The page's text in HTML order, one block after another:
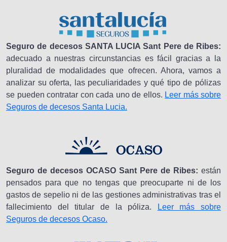
Seguro de decesos SANTA LUCIA Sant Pere de Ribes:
adecuado a nuestras circunstancias es fácil gracias a la
pluralidad de modalidades que ofrecen. Ahora, vamos a
analizar su oferta, las peculiaridades y qué tipo de pólizas
se pueden contratar con cada uno de ellos. Leer más sobre
Seguros de decesos Santa Lucia.
Seguro de decesos OCASO Sant Pere de Ribes: están
pensados para que no tengas que preocuparte ni de los
gastos de sepelio ni de las gestiones administrativas tras el
fallecimiento del titular de la póliza.
Leer más sobre
Seguros de decesos Ocaso.